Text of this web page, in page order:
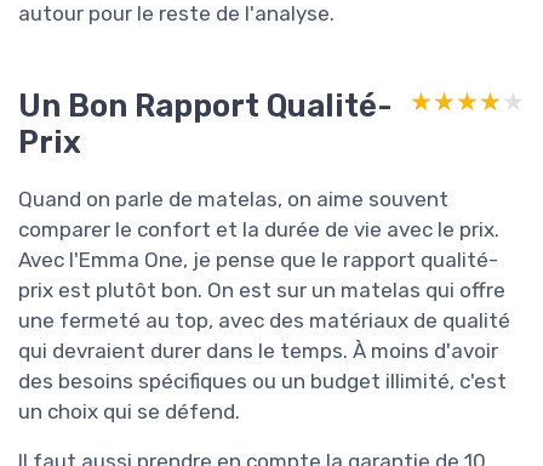
autour pour le reste de l'analyse.
Un Bon Rapport Qualité-
Prix
★★★★★
★★★★★
Quand on parle de matelas, on aime souvent
comparer le confort et la durée de vie avec le prix.
Avec l'Emma One, je pense que le rapport qualité-
prix est plutôt bon. On est sur un matelas qui offre
une fermeté au top, avec des matériaux de qualité
qui devraient durer dans le temps. À moins d'avoir
des besoins spécifiques ou un budget illimité, c'est
un choix qui se défend.